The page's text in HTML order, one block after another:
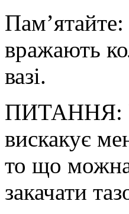
вражають
вазі.
ПИТАННЯ: У
вискакує
то що
закачати